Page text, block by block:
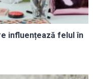
influențează felul în